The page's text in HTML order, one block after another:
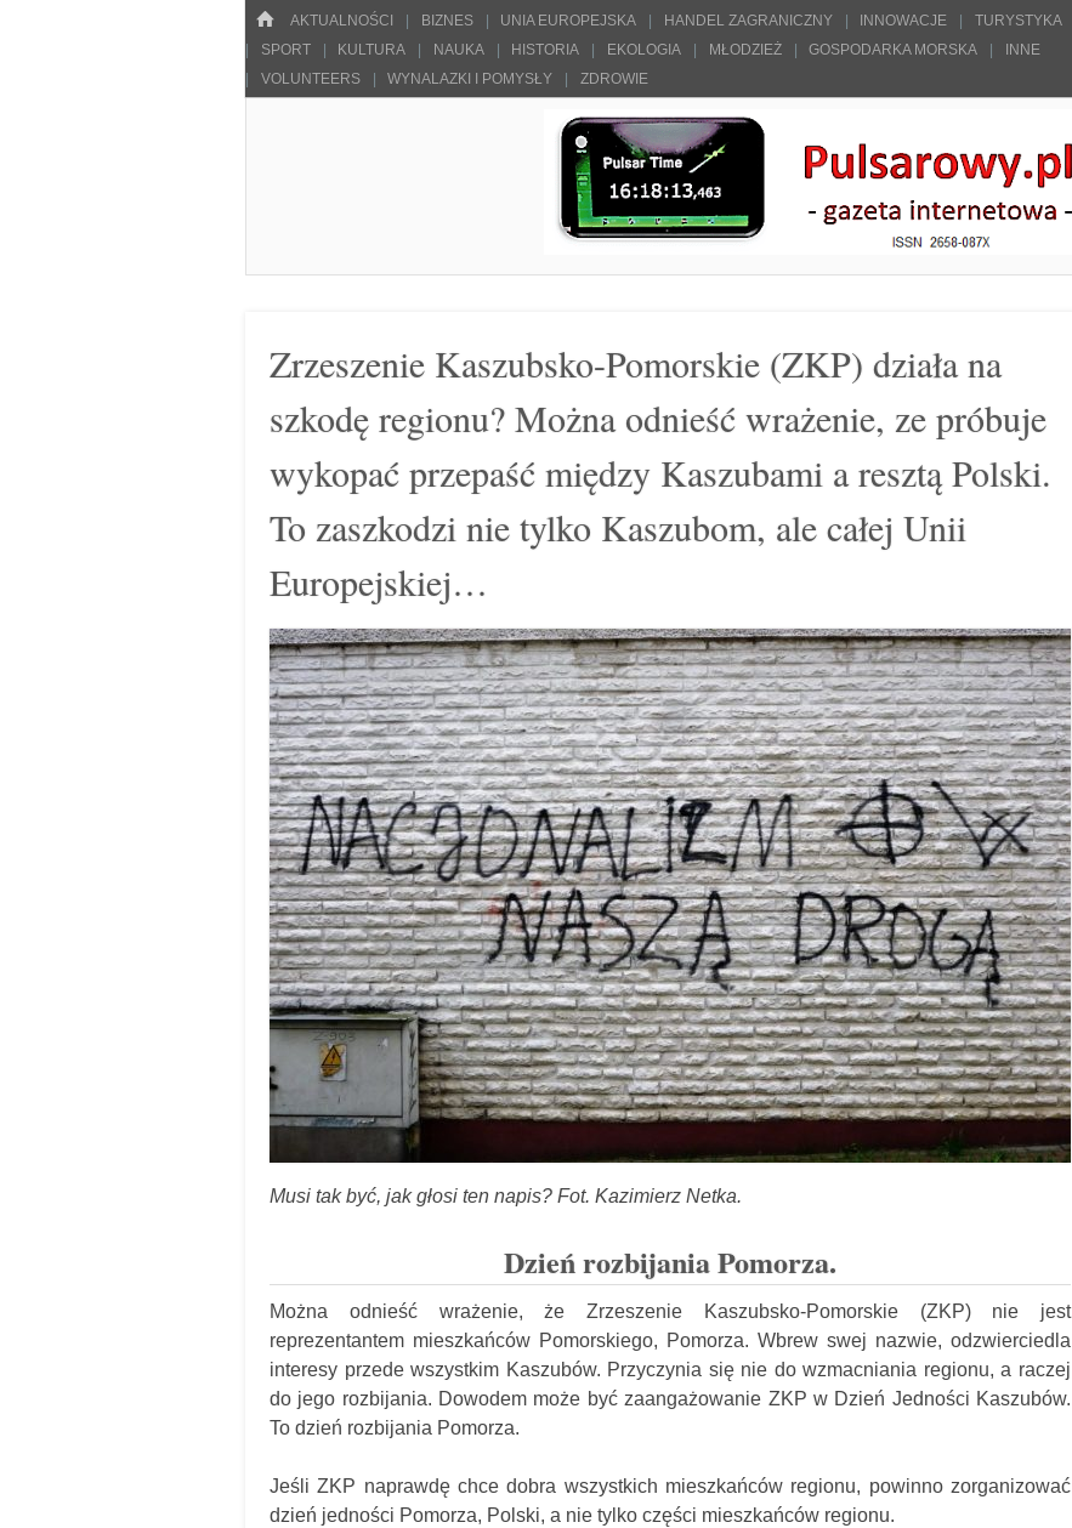
HOME
Menu
SKOCZ DO TREŚCI
AKTUALNOŚCI BIZNES UNIA EUROPEJSKA HANDEL ZAGRANICZNY INNOWACJE
TURYSTYKA
SPORT
KULTURA NAUKA HISTORIA EKOLOGIA MŁODZIEŻ GOSPODARKA MORSKA
INNE
VOLUNTEERS
WYNALAZKI I POMYSŁY ZDROWIE
Zrzeszenie Kaszubsko-Pomorskie (ZKP) działa na
szkodę regionu? Można odnieść wrażenie, ze próbuje
wykopać przepaść między Kaszubami a resztą Polski.
To zaszkodzi nie tylko Kaszubom, ale całej Unii
Europejskiej…
Musi tak być, jak głosi ten napis? Fot. Kazimierz Netka.
Dzień rozbijania Pomorza.
Można odnieść wrażenie, że Zrzeszenie Kaszubsko-Pomorskie (ZKP) nie jest
reprezentantem mieszkańców Pomorskiego, Pomorza. Wbrew swej nazwie, odzwierciedla
interesy przede wszystkim Kaszubów. Przyczynia się nie do wzmacniania regionu, a raczej
do jego rozbijania. Dowodem może być zaangażowanie ZKP w Dzień Jedności Kaszubów.
To dzień rozbijania Pomorza.
Jeśli ZKP naprawdę chce dobra wszystkich mieszkańców regionu, powinno zorganizować
dzień jedności Pomorza, Polski, a nie tylko części mieszkańców regionu.